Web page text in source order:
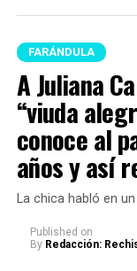
buena relación
“Ese es
que yo
buen
que las
estamos
cordial y
Estamos
“Una
Epa
Sin duda alguna,
seguidores deEpa
otro hecho que
respecto a la
Lee también: A
alegre” tras
hace siete años
FARÁNDULA
A Juliana
“viuda
conoce al
años y así
La chica habló en
Published on
By Redacción: